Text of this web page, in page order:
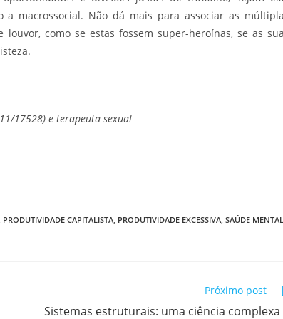
macrossocial. Não dá mais para associar as
como se estas fossem super-heroínas, se as
17528) e terapeuta sexual
PRODUTIVIDADE CAPITALISTA PRODUTIVIDADE EXCESSIVA SAÚDE MENTAL
Próximo post
Sistemas estruturais: uma ciência complexa